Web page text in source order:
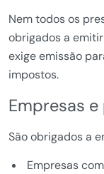
Nem todos os
obrigados a
exige emissão
impostos.
Empresas
São obrigados a
Empresas